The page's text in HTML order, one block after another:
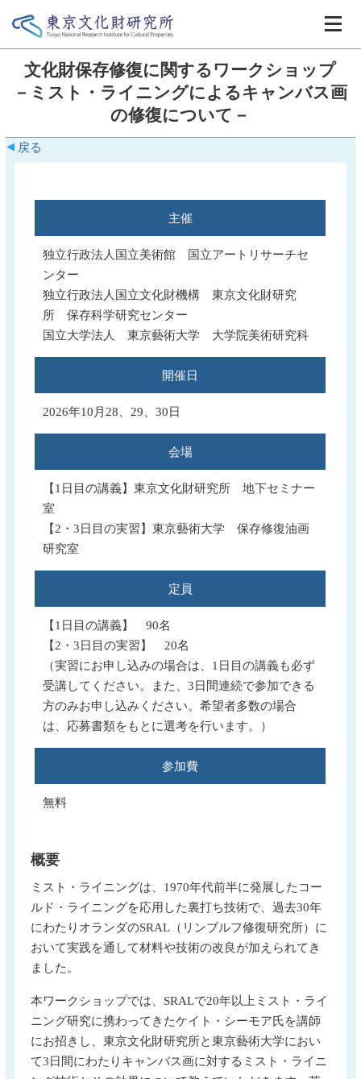
文化財保存修復に関するワークショップ
－ミスト・ライニングによるキャンバス画
の修復について－
戻る
主催
独立行政法人国立美術館 国立アートリサーチセ
ンター
独立行政法人国立文化財機構 東京文化財研究
所 保存科学研究センター
国立大学法人 東京藝術大学 大学院美術研究科
開催日
2026年10月28、29、30日
会場
【1日目の講義】東京文化財研究所 地下セミナー
室
【2・3日目の実習】東京藝術大学 保存修復油画
研究室
定員
【1日目の講義】 90名
【2・3日目の実習】 20名
（実習にお申し込みの場合は、1日目の講義も必ず
受講してください。また、3日間連続で参加できる
方のみお申し込みください。希望者多数の場合
は、応募書類をもとに選考を行います。）
参加費
無料
概要
ミスト・ライニングは、1970年代前半に発展したコー
ルド・ライニングを応用した裏打ち技術で、過去30年
にわたりオランダのSRAL（リンブルフ修復研究所）に
おいて実践を通して材料や技術の改良が加えられてき
ました。
本ワークショップでは、SRALで20年以上ミスト・ライ
ニング研究に携わってきたケイト・シーモア氏を講師
にお招きし、東京文化財研究所と東京藝術大学におい
て3日間にわたりキャンバス画に対するミスト・ライニ